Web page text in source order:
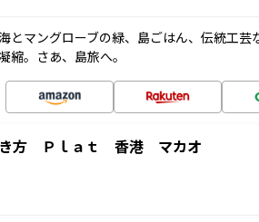
とマングローブの緑、島ごはん、伝統工芸
縮。さあ、島旅へ。
方 Ｐｌａｔ 香港 マカオ